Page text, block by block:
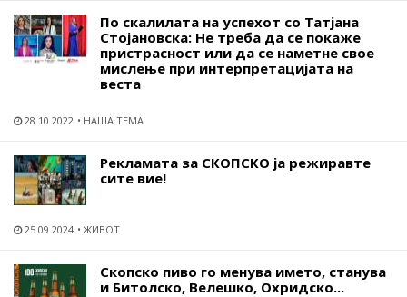
По скалилата на успехот со Татјана
Стојановска: Не треба да се покаже
пристрасност или да се наметне свое
мислење при интерпретацијата на
веста
28.10.2022 НАША ТЕМА
Рекламата за СКОПСКО ја режиравте
сите вие!
25.09.2024 ЖИВОТ
Скопско пиво го менува името, станува
и Битолско, Велешко, Охридско...